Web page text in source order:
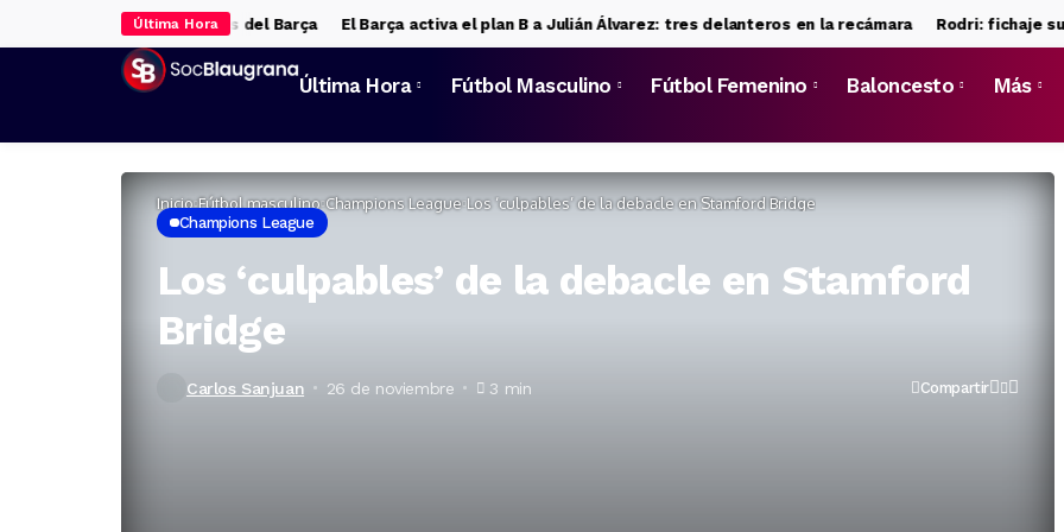
Última Hora
un pellizco en las arcas del Barça El Barça activa el plan B a Julián Álvarez: tres delanteros en la recámara Rodri: fichaje
Última Hora Fútbol Masculino Fútbol Femenino Baloncesto Más
Inicio Fútbol masculino Champions League Los ‘culpables’ de la debacle en Stamford Bridge
Champions League
Los ‘culpables’ de la debacle en Stamford
Bridge
Carlos Sanjuan 26 de noviembre 3 min Compartir